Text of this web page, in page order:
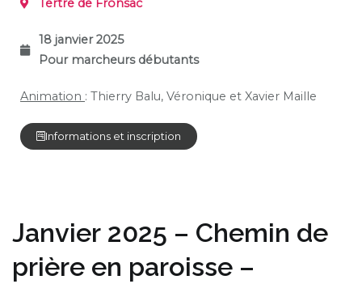
18 janvier 2025
Pour marcheurs débutants
Animation : Thierry Balu, Véronique et Xavier Maille
Informations et inscription
Janvier 2025 – Chemin de
prière en paroisse –